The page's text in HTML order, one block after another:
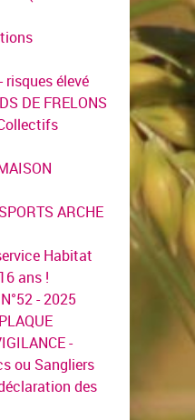
risques élevé
DE FRELONS
ARCHE
Habitat
ans !
- 2025
-
ou Sangliers
des